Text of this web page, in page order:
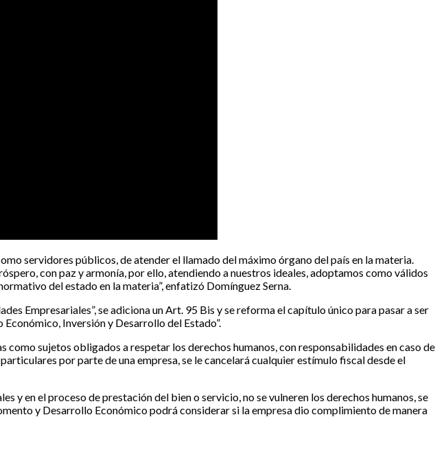
servidores públicos, de atender el llamado del máximo órgano del país en la materia.
con paz y armonía, por ello, atendiendo a nuestros ideales, adoptamos como válidos
del estado en la materia”, enfatizó Domínguez Serna.
Empresariales”, se adiciona un Art. 95 Bis y se reforma el capítulo único para pasar a ser
Inversión y Desarrollo del Estado”.
como sujetos obligados a respetar los derechos humanos, con responsabilidades en caso de
por parte de una empresa, se le cancelará cualquier estímulo fiscal desde el
y en el proceso de prestación del bien o servicio, no se vulneren los derechos humanos, se
y Desarrollo Económico podrá considerar si la empresa dio complimiento de manera